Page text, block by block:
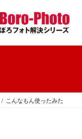
こんなもん使ったみた